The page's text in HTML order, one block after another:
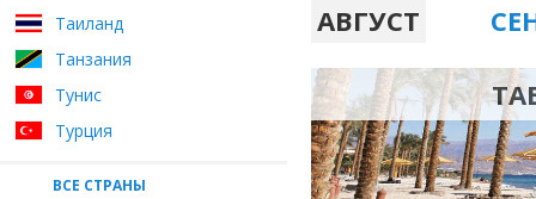
Таиланд
Танзания
Тунис
Турция
ВСЕ СТРАНЫ
АВГУСТ